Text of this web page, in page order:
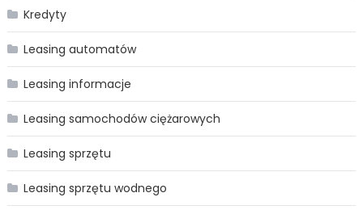
Kredyty
Leasing automatów
Leasing informacje
Leasing samochodów ciężarowych
Leasing sprzętu
Leasing sprzętu wodnego